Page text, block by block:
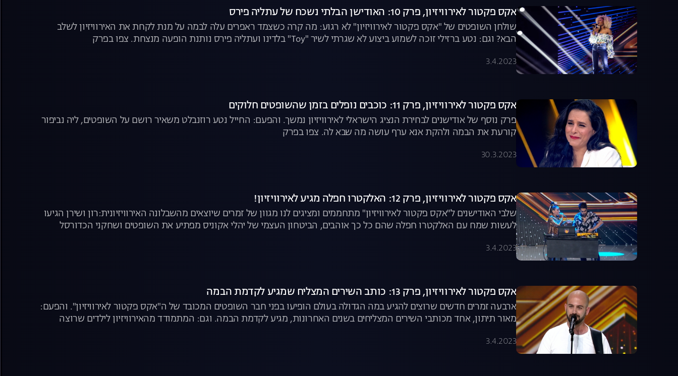
אקס פקטור לאירוויזיון, פרק 10: האודישן הבלתי נשכח של עתליה פירס
שולחן השופטים של "אקס פקטור לאירוויזיון" לא רגוע: מה קרה כשצמד ראפרים עלה לבמה על מנת לקחת את האירוויזיון לשלב
הבא? וגם: נטע ברזילי זוכה לשמוע ביצוע לא שגרתי לשיר "Toy" בלדינו ועתליה פירס נותנת הופעה מנצחת. צפו בפרק
3.4.2023
אקס פקטור לאירוויזיון, פרק 11: כוכבים נופלים בזמן שהשופטים חלוקים
פרק נוסף של אודישנים לבחירת הנציג הישראלי לאירוויזיון נמשך. והפעם: החייל נטע רוזנבלט משאיר רושם על השופטים, ליה נביפור
קורעת את הבמה ולהקת אנא ערף עושה מה שבא לה. צפו בפרק
30.3.2023
אקס פקטור לאירוויזיון, פרק 12: האלקטרו חפלה מגיע לאירוויזיון!
שלבי האודישנים ל"אקס פקטור לאירוויזיון" מתחממים ומציגים לנו מגוון של זמרים שיוצאים מהשבלונה האירוויזיונית:רון ושירן הגיעו
לעשות שמח עם האלקטרו חפלה שהם כל כך אוהבים, הביטחון העצמי של יהלי אקוניס מפתיע את השופטים ושחקני הכדורסל
שרוצים לעשות הסבה מקצועית. צפו בפרק
3.4.2023
אקס פקטור לאירוויזיון, פרק 13: כותב השירים המצליח שמגיע לקדמת הבמה
ארבעה זמרים חדשים שרוצים להגיע במה הגדולה בעולם הופיעו בפני חבר השופטים המכובד של ה"אקס פקטור לאירוויזיון". והפעם:
מאור תיתון, אחד מכותבי השירים המצליחים בשנים האחרונות, מגיע לקדמת הבמה. וגם: המתמודד מהאירוויזיון לילדים שרוצה
לרגש את אירופה ביידיש וליזה אורמן מקסימה את השופטים בעזרת האישיות שלה. צפו בפרק
3.4.2023